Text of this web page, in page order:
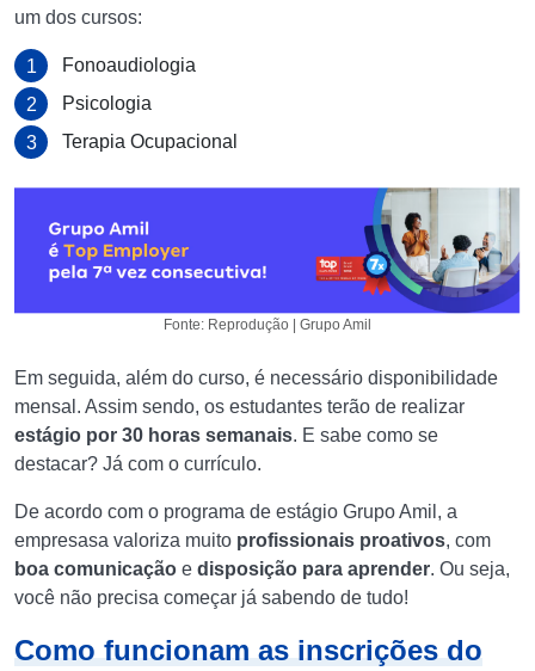
um dos cursos:
Fonoaudiologia
Psicologia
Terapia Ocupacional
Fonte: Reprodução | Grupo Amil
Em seguida, além do curso, é necessário disponibilidade
mensal. Assim sendo, os estudantes terão de realizar
estágio por 30 horas semanais. E sabe como se
destacar? Já com o currículo.
De acordo com o programa de estágio Grupo Amil, a
empresasa valoriza muito profissionais proativos, com
boa comunicação e disposição para aprender. Ou seja,
você não precisa começar já sabendo de tudo!
Como funcionam as inscrições do